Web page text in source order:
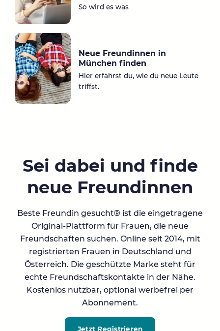
So wird es was
Neue Freundinnen in
München finden
Hier erfährst du, wie du neue Leute
triffst.
Sei dabei und finde
neue Freundinnen
Beste Freundin gesucht® ist die eingetragene
Original-Plattform für Frauen, die neue
Freundschaften suchen. Online seit 2014, mit
registrierten Frauen in Deutschland und
Österreich. Die geschützte Marke steht für
echte Freundschaftskontakte in der Nähe.
Kostenlos nutzbar, optional werbefrei per
Abonnement.
Jetzt Registrieren